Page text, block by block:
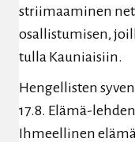
striimaaminen
osallistumisen,
tulla Kauniaisiin.
Hengellisten
17.8. Elämä-
Ihmeellinen